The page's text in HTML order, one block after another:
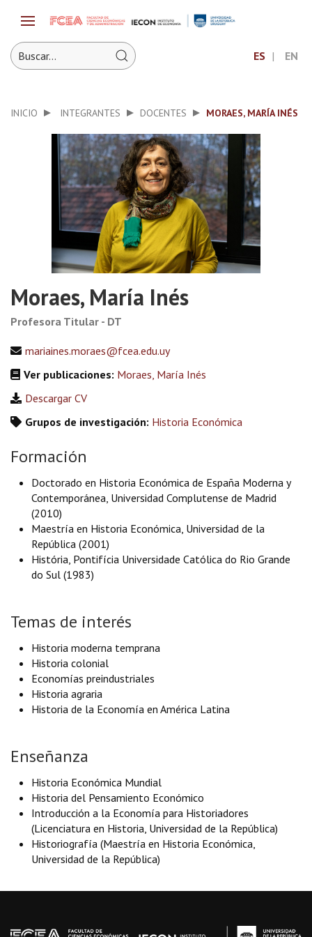
ES EN
INICIO INTEGRANTES DOCENTES MORAES, MARÍA INÉS
Moraes, María Inés
Profesora Titular - DT
mariaines.moraes@fcea.edu.uy
Ver publicaciones: Moraes, María Inés
Descargar CV
Grupos de investigación: Historia Económica
Formación
Doctorado en Historia Económica de España Moderna y
Contemporánea, Universidad Complutense de Madrid
(2010)
Maestría en Historia Económica, Universidad de la
República (2001)
História, Pontifícia Universidade Católica do Rio Grande
do Sul (1983)
Temas de interés
Historia moderna temprana
Historia colonial
Economías preindustriales
Historia agraria
Historia de la Economía en América Latina
Enseñanza
Historia Económica Mundial
Historia del Pensamiento Económico
Introducción a la Economía para Historiadores
(Licenciatura en Historia, Universidad de la República)
Historiografía (Maestría en Historia Económica,
Universidad de la República)